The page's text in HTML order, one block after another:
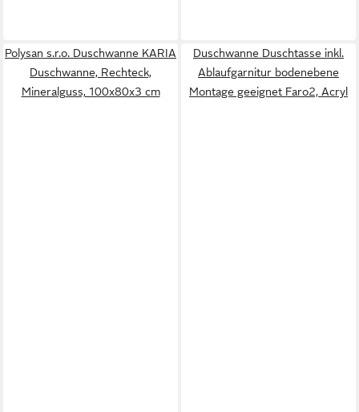
Polysan s.r.o. Duschwanne KARIA
Duschwanne, Rechteck,
Mineralguss, 100x80x3 cm
Duschwanne Duschtasse inkl.
Ablaufgarnitur bodenebene
Montage geeignet Faro2, Acryl